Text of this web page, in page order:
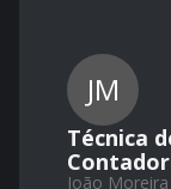
JM
Técnica
João